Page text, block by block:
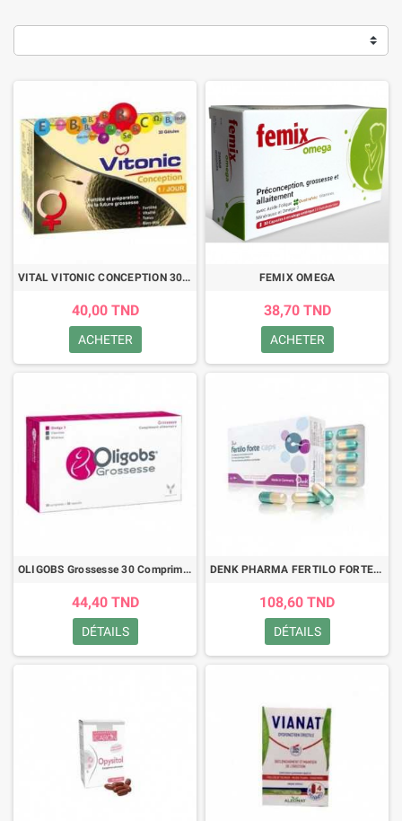
VITAL VITONIC CONCEPTION 30 GELULES
40,00 TND
ACHETER
FEMIX OMEGA
38,70 TND
ACHETER
OLIGOBS Grossesse 30 Comprimés+30 Capsules Complément Alimentaire Désir de Grossesse
44,40 TND
DÉTAILS
DENK PHARMA FERTILO FORTE,60 CAPSULES
108,60 TND
DÉTAILS